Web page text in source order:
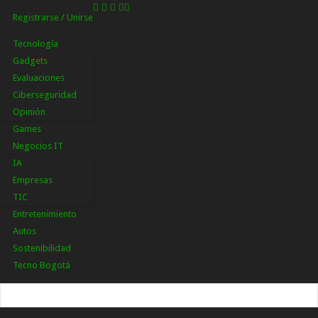
Registrarse / Unirse
Tecnología
Gadgets
Evaluaciones
Ciberseguridad
Opinión
Games
Negocios IT
IA
Empresas
TIC
Entretenimiento
Autos
Sostenibilidad
Tecno Bogotá